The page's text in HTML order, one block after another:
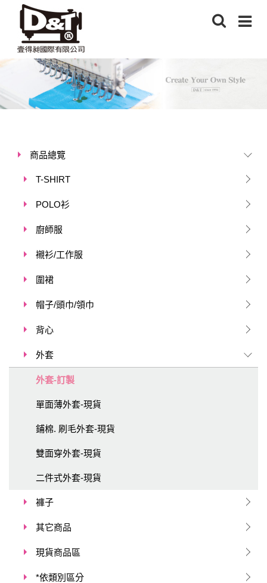
商品總覽
T-SHIRT
POLO衫
廚師服
襯衫/工作服
圍裙
帽子/頭巾/領巾
背心
外套
外套-訂製
單面薄外套-現貨
鋪棉. 刷毛外套-現貨
雙面穿外套-現貨
二件式外套-現貨
褲子
其它商品
現貨商品區
*依類別區分